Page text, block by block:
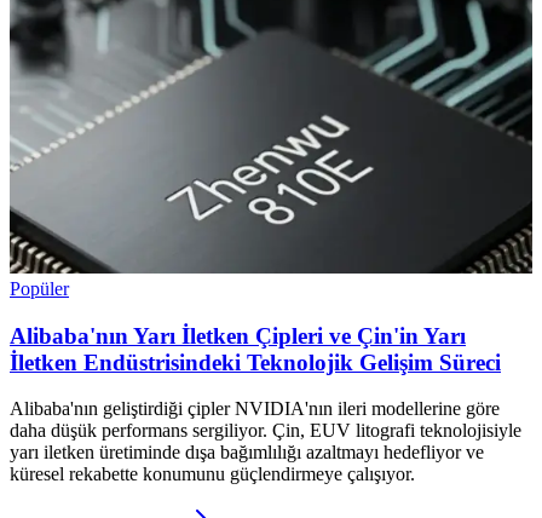
Popüler
Alibaba'nın Yarı İletken Çipleri ve Çin'in Yarı
İletken Endüstrisindeki Teknolojik Gelişim Süreci
Alibaba'nın geliştirdiği çipler NVIDIA'nın ileri modellerine göre
daha düşük performans sergiliyor. Çin, EUV litografi teknolojisiyle
yarı iletken üretiminde dışa bağımlılığı azaltmayı hedefliyor ve
küresel rekabette konumunu güçlendirmeye çalışıyor.